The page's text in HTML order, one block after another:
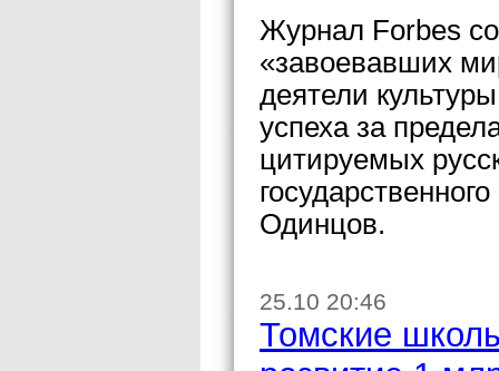
Журнал Forbes
«завоевавших
деятели
успеха за
цитируемых
Одинцов.
25.10 20:46
Томские